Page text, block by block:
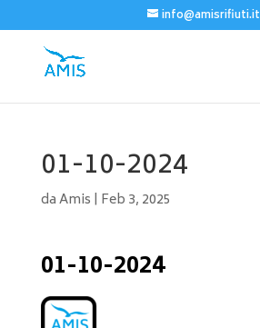
info@amisrifiuti.it
01-10-2024
daAmis | Feb 3, 2025
01-10-2024